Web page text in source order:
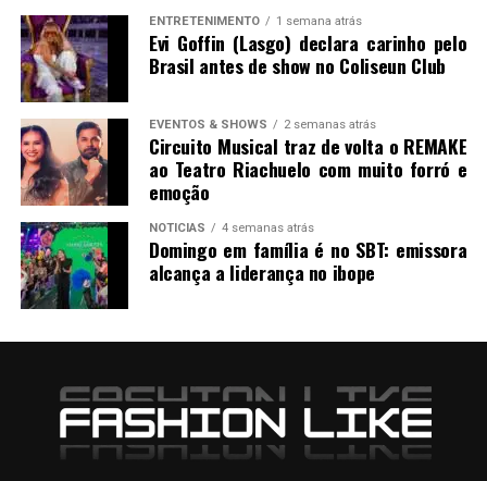
ENTRETENIMENTO 1 semana atrás
Evi Goffin (Lasgo) declara carinho pelo
Brasil antes de show no Coliseun Club
EVENTOS & SHOWS 2 semanas atrás
Circuito Musical traz de volta o REMAKE
ao Teatro Riachuelo com muito forró e
emoção
NOTICIAS 4 semanas atrás
Domingo em família é no SBT: emissora
alcança a liderança no ibope